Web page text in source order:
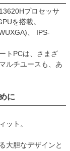
プロセッサ
を搭載。
、 IPS-
トPCは、さまざ
ルチユースも、あ
に
ット。
大胆なデザインと